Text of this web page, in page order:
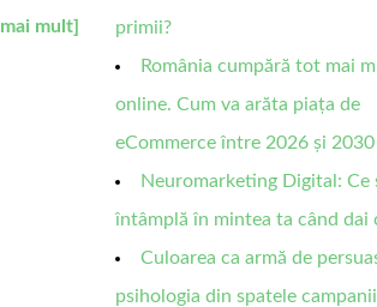
mult]
primii?
România cumpără tot mai
online. Cum va arăta piața de
eCommerce între 2026 și 2030
Neuromarketing Digital: Ce
întâmplă în mintea ta când dai
Culoarea ca armă de
psihologia din spatele